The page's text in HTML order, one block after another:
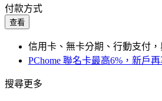
付款方式
查看
信用卡、無卡分期、行動支付
PChome 聯名卡最高6%，新戶
搜尋更多